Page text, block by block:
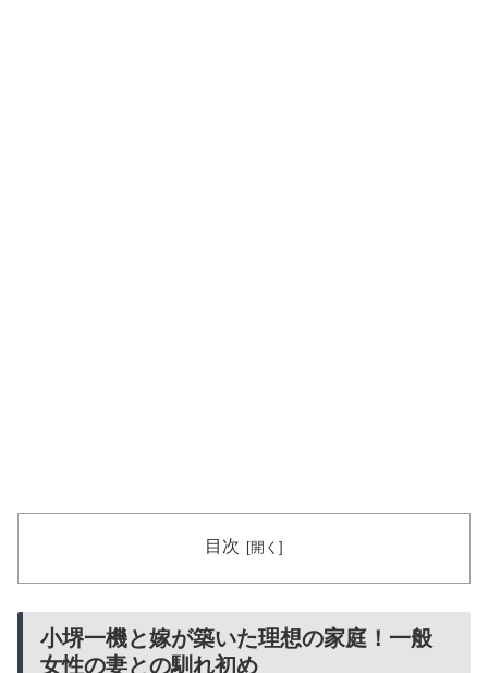
目次
小堺一機と嫁が築いた理想の家庭！一般
女性の妻との馴れ初め